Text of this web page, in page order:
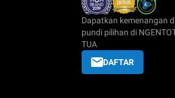
Dapatkan kemenangan
pundi pilihan di
TUA
DAFTAR